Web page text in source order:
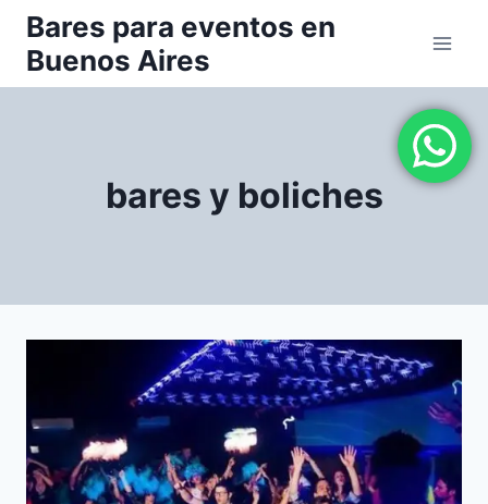
Saltar
contenido
Bares para eventos en
Buenos Aires
bares y boliches